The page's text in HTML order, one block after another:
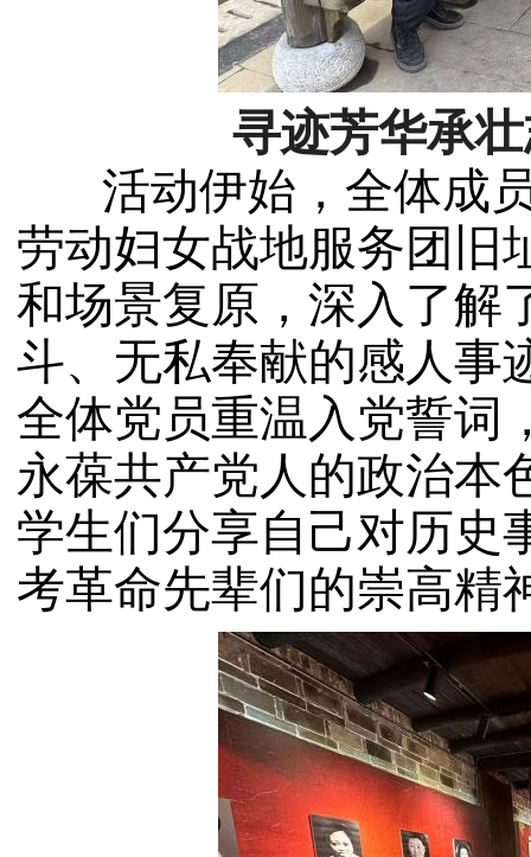
寻迹芳华承
活动伊始，全体成员
劳动妇女战地服务团旧
和场景复原，深入了解
斗、 无私奉献的感人事
全体党员重温入党誓词
永葆共产党人的政治本
学生们分享自己对历史
考革命先辈们的崇高精